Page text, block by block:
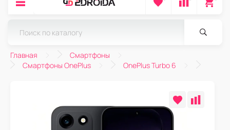
Главная
Смартфоны
Смартфоны OnePlus
OnePlus Turbo 6